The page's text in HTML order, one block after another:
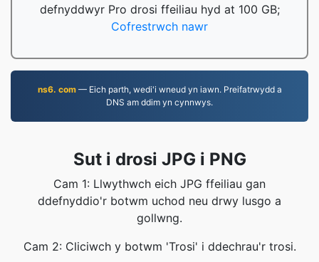
defnyddwyr Pro drosi ffeiliau hyd at 100 GB;
Cofrestrwch nawr
ns6. com— Eich parth, wedi'i wneud yn iawn. Preifatrwydd a
DNS am ddim yn cynnwys.
Sut i drosi JPG i PNG
Cam 1: Llwythwch eich JPG ffeiliau gan
ddefnyddio'r botwm uchod neu drwy lusgo a
gollwng.
Cam 2: Cliciwch y botwm 'Trosi' i ddechrau'r trosi.